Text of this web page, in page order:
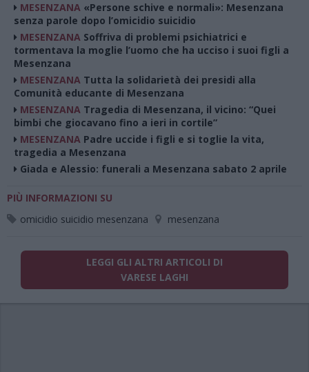
MESENZANA «Persone schive e normali»: Mesenzana
senza parole dopo l’omicidio suicidio
MESENZANA Soffriva di problemi psichiatrici e
tormentava la moglie l’uomo che ha ucciso i suoi figli a
Mesenzana
MESENZANA Tutta la solidarietà dei presidi alla
Comunità educante di Mesenzana
MESENZANA Tragedia di Mesenzana, il vicino: “Quei
bimbi che giocavano fino a ieri in cortile”
MESENZANA Padre uccide i figli e si toglie la vita,
tragedia a Mesenzana
Giada e Alessio: funerali a Mesenzana sabato 2 aprile
PIÙ INFORMAZIONI SU
omicidio suicidio mesenzana
mesenzana
LEGGI GLI ALTRI ARTICOLI DI
VARESE LAGHI